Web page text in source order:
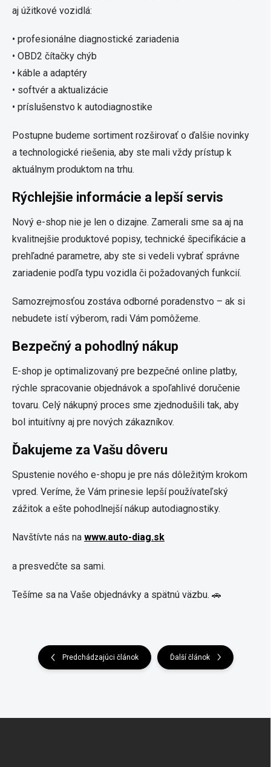
aj úžitkové vozidlá:
• profesionálne diagnostické zariadenia
• OBD2 čítačky chýb
• káble a adaptéry
• softvér a aktualizácie
• príslušenstvo k autodiagnostike
Postupne budeme sortiment rozširovať o ďalšie novinky
a technologické riešenia, aby ste mali vždy prístup k
aktuálnym produktom na trhu.
Rýchlejšie informácie a lepší servis
Nový e-shop nie je len o dizajne. Zamerali sme sa aj na
kvalitnejšie produktové popisy, technické špecifikácie a
prehľadné parametre, aby ste si vedeli vybrať správne
zariadenie podľa typu vozidla či požadovaných funkcií.
Samozrejmosťou zostáva odborné poradenstvo – ak si
nebudete istí výberom, radi Vám pomôžeme.
Bezpečný a pohodlný nákup
E-shop je optimalizovaný pre bezpečné online platby,
rýchle spracovanie objednávok a spoľahlivé doručenie
tovaru. Celý nákupný proces sme zjednodušili tak, aby
bol intuitívny aj pre nových zákazníkov.
Ďakujeme za Vašu dôveru
Spustenie nového e-shopu je pre nás dôležitým krokom
vpred. Veríme, že Vám prinesie lepší používateľský
zážitok a ešte pohodlnejší nákup autodiagnostiky.
Navštívte nás na www.auto-diag.sk
a presvedčte sa sami.
Tešíme sa na Vaše objednávky a spätnú väzbu. 🚗
Predchádzajúci článok Ďalší článok